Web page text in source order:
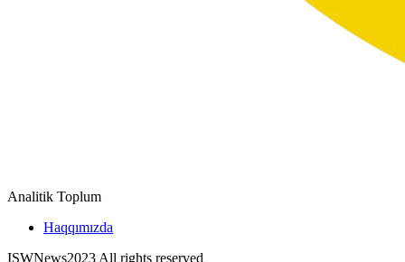
Analitik Toplum
Haqqımızda
ISWNews2023 All rights reserved